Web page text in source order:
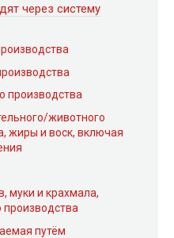
через систему
производства
животного
жиры и воск, включая
муки и крахмала,
производства
путём